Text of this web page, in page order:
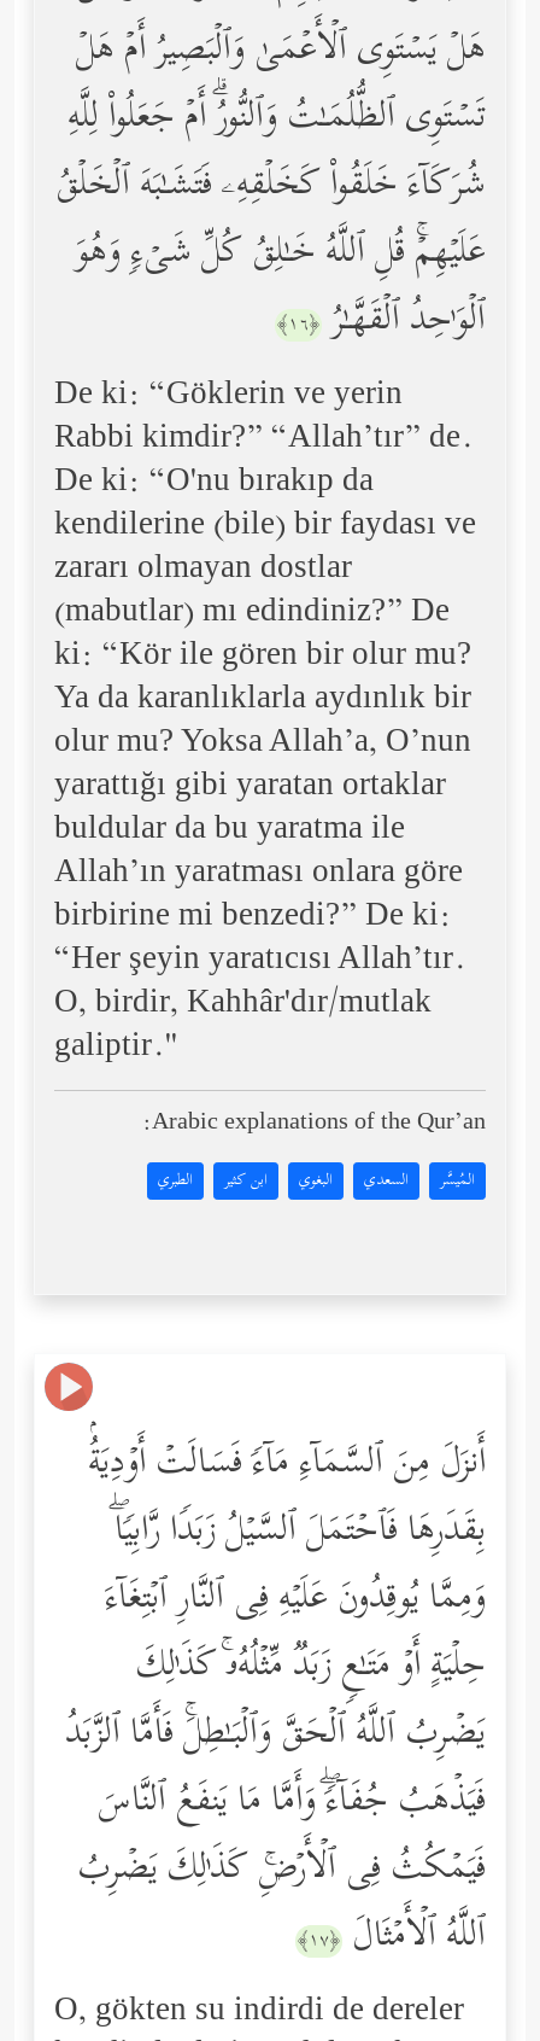
هَلۡ یَسۡتَوِی ٱلۡأَعۡمَىٰ وَٱلۡبَصِیرُ أَمۡ هَلۡ
تَسۡتَوِی ٱلظُّلُمَـٰتُ وَٱلنُّورُۗ أَمۡ جَعَلُواْ لِلَّهِ
شُرَكَاۤءَ خَلَقُواْ كَخَلۡقِهِۦ فَتَشَـٰبَهَ ٱلۡخَلۡقُ
عَلَیۡهِمۡۚ قُلِ ٱللَّهُ خَـٰلِقُ كُلِّ شَیۡءࣲ وَهُوَ
ٱلۡوَ ٰ⁠حِدُ ٱلۡقَهَّـٰرُ ﴿١٦﴾
De ki: “Göklerin ve yerin
Rabbi kimdir?” “Allah’tır” de.
De ki: “O'nu bırakıp da
kendilerine (bile) bir faydası ve
zararı olmayan dostlar
(mabutlar) mı edindiniz?” De
ki: “Kör ile gören bir olur mu?
Ya da karanlıklarla aydınlık bir
olur mu? Yoksa Allah’a, O’nun
yarattığı gibi yaratan ortaklar
buldular da bu yaratma ile
Allah’ın yaratması onlara göre
birbirine mi benzedi?” De ki:
“Her şeyin yaratıcısı Allah’tır.
O, birdir, Kahhâr'dır/mutlak
galiptir.''
Arabic explanations of the Qur’an:
المُيسَّر السعدي البغوي ابن كثير الطبري
أَنزَلَ مِنَ ٱلسَّمَاۤءِ مَاۤءࣰ فَسَالَتۡ أَوۡدِیَةُۢ
بِقَدَرِهَا فَٱحۡتَمَلَ ٱلسَّیۡلُ زَبَدࣰا رَّابِیࣰاۖ
وَمِمَّا یُوقِدُونَ عَلَیۡهِ فِی ٱلنَّارِ ٱبۡتِغَاۤءَ
حِلۡیَةٍ أَوۡ مَتَـٰعࣲ زَبَدࣱ مِّثۡلُهُۥۚ كَذَ ٰ⁠لِكَ
یَضۡرِبُ ٱللَّهُ ٱلۡحَقَّ وَٱلۡبَـٰطِلَۚ فَأَمَّا ٱلزَّبَدُ
فَیَذۡهَبُ جُفَاۤءࣰۖ وَأَمَّا مَا یَنفَعُ ٱلنَّاسَ
فَیَمۡكُثُ فِی ٱلۡأَرۡضِۚ كَذَ ٰ⁠لِكَ یَضۡرِبُ
ٱللَّهُ ٱلۡأَمۡثَالَ ﴿١٧﴾
O, gökten su indirdi de dereler